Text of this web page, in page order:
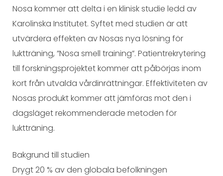
Nosa kommer att delta i en klinisk studie ledd av
Karolinska Institutet. Syftet med studien är att
utvärdera effekten av Nosas nya lösning för
luktträning, ”Nosa smell training”. Patientrekrytering
till forskningsprojektet kommer att påbörjas inom
kort från utvalda vårdinrättningar. Effektiviteten av
Nosas produkt kommer att jämföras mot den i
dagsläget rekommenderade metoden för
luktträning.
Bakgrund till studien
Drygt 20 % av den globala befolkningen